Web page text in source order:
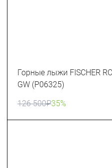
Горные лыжи FISCHER
GW (P06325)
126 500₽35%